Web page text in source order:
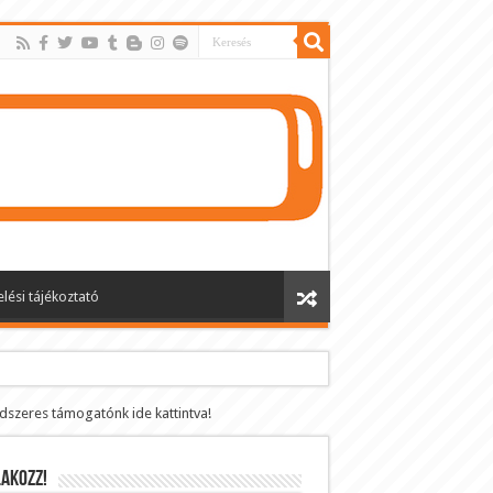
tájékoztató
támogatónk ide kattintva!